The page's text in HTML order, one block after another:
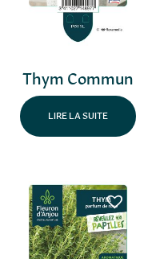
Thym Commun
LIRE LA SUITE